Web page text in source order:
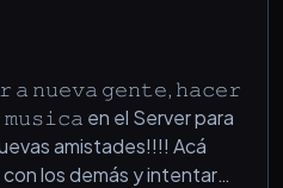
𝚊 𝚗𝚞𝚎𝚟𝚊 𝚐𝚎𝚗𝚝𝚎, 𝚑𝚊𝚌𝚎𝚛
en el Server para
amistades!!!! Acá
los demás y intentar